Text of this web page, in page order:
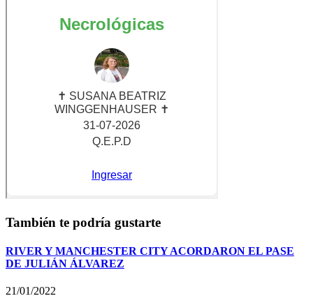
También te podría gustarte
RIVER Y MANCHESTER CITY ACORDARON EL PASE
DE JULIÁN ÁLVAREZ
21/01/2022